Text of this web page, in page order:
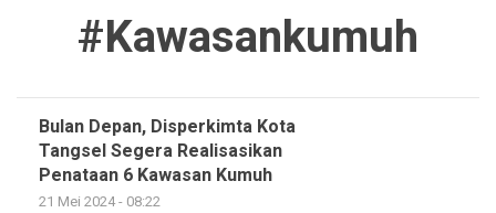
#kawasankumuh
Bulan Depan, Disperkimta Kota
Tangsel Segera Realisasikan
Penataan 6 Kawasan Kumuh
21 Mei 2024 - 08:22